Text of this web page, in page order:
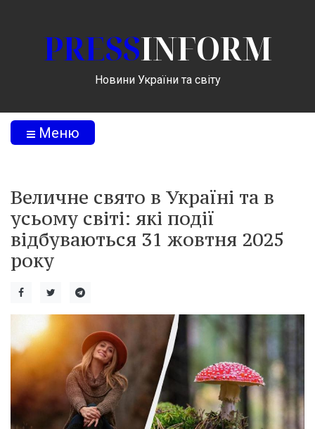
PRESSINFORM
Новини України та світу
Меню
Величне свято в Україні та в
усьому світі: які події
відбуваються 31 жовтня 2025
року